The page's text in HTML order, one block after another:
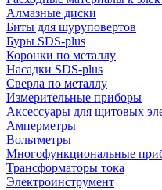
Алмазные диски
Биты для шуруповертов
Буры SDS-plus
Коронки по металлу
Насадки SDS-plus
Сверла по металлу
Измерительные приборы
Аксессуары для щитовых
Амперметры
Вольтметры
Многофункциональные
Трансформаторы тока
Электроинструмент